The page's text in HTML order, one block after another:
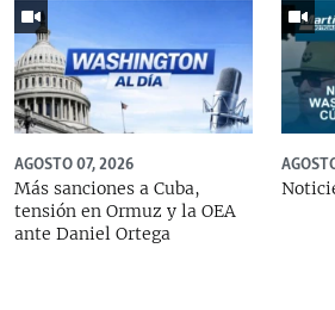
AGOSTO 07, 2026
Más sanciones a Cuba,
tensión en Ormuz y la OEA
ante Daniel Ortega